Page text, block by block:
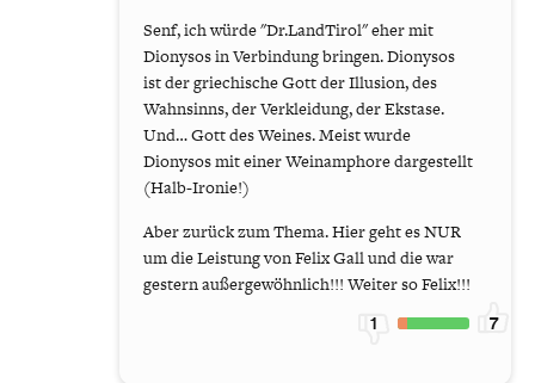
Senf, ich würde "Dr.LandTirol" eher mit
Dionysos in Verbindung bringen. Dionysos
ist der griechische Gott der Illusion, des
Wahnsinns, der Verkleidung, der Ekstase.
Und… Gott des Weines. Meist wurde
Dionysos mit einer Weinamphore dargestellt
(Halb-Ironie!)
Aber zurück zum Thema. Hier geht es NUR
um die Leistung von Felix Gall und die war
gestern außergewöhnlich!!! Weiter so Felix!!!
1 7